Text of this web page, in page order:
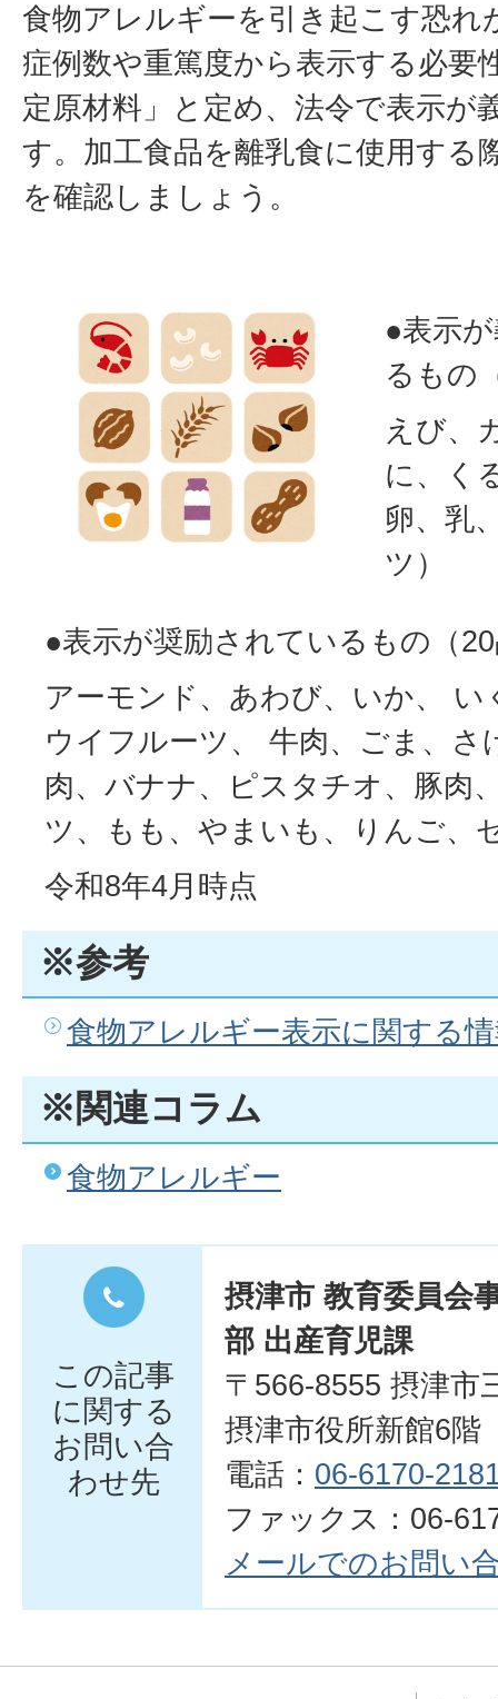
食物アレルギーを引き起こす恐れ
症例数や重篤度から表示する必要
定原材料」と定め、法令で表示が
す。加工食品を離乳食に使用する
を確認しましょう。
●表示
るもの
えび、
に、く
卵、乳
ツ）
●表示が奨励されているもの（
アーモンド、あわび、いか、
ウイフルーツ、 牛肉、ごま、さ
肉、バナナ、ピスタチオ、豚肉
ツ、もも、やまいも、りんご、
令和8年4月時点
※参考
食物アレルギー表示に関する
※関連コラム
食物アレルギー
この記事
に関する
お問い合
わせ先
摂津市 教育委員会
部 出産育児課
〒566-8555 摂津市
摂津市役所新館6階
電話： 06-6170-
ファックス：06-
メールでのお問い